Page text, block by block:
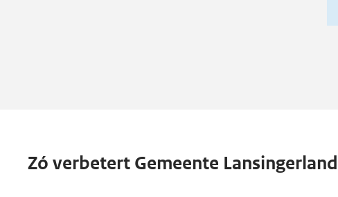
Zó verbetert Gemeente